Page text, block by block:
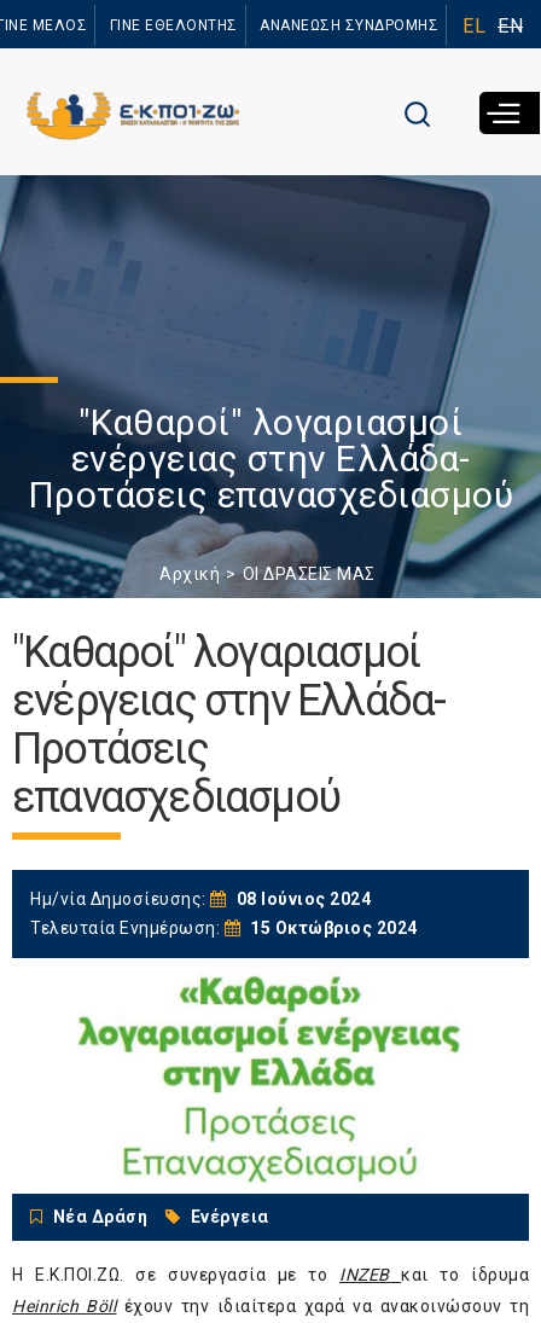
προς το
ΜΕΛΟΣ ΓΙΝΕ ΕΘΕΛΟΝΤΗΣ ΑΝΑΝΕΩΣΗ ΣΥΝΔΡΟΜΗΣ EL EN
"Καθαροί" λογαριασμοί
ενέργειας στην Ελλάδα-
Προτάσεις επανασχεδιασμού
Αρχική ΟΙ ΔΡΑΣΕΙΣ ΜΑΣ
"Καθαροί" λογαριασμοί
ενέργειας στην Ελλάδα-
Προτάσεις
επανασχεδιασμού
Ημ/νία Δημοσίευσης:
08 Ιούνιος 2024
Τελευταία Ενημέρωση:
15 Οκτώβριος 2024
Νέα Δράση Ενέργεια
Η Ε.Κ.ΠΟΙ.ΖΩ. σε συνεργασία με το INZEBκαι το ίδρυμα
Heinrich Böllέχουν την ιδιαίτερα χαρά να ανακοινώσουν τη